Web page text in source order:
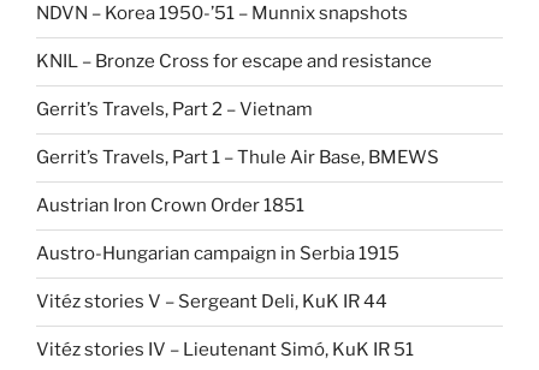
NDVN – Korea 1950-’51 – Munnix snapshots
KNIL – Bronze Cross for escape and resistance
Gerrit’s Travels, Part 2 – Vietnam
Gerrit’s Travels, Part 1 – Thule Air Base, BMEWS
Austrian Iron Crown Order 1851
Austro-Hungarian campaign in Serbia 1915
Vitéz stories V – Sergeant Deli, KuK IR 44
Vitéz stories IV – Lieutenant Simó, KuK IR 51